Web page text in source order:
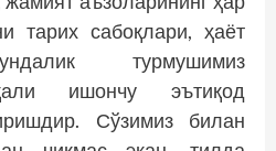
тарих сабоқлари, ҳаёт
турмушимиз
ишончу эътиқод
Сўзимиз билан